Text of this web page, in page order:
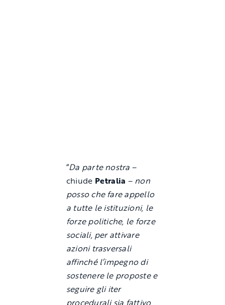
“Da parte nostra –
chiude Petralia – non
posso che fare appello
a tutte le istituzioni, le
forze politiche, le forze
sociali, per attivare
azioni trasversali
affinché l’impegno di
sostenere le proposte e
seguire gli iter